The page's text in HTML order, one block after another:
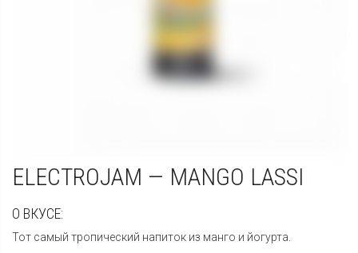
ELECTROJAM — MANGO LASSI
О ВКУСЕ:
Тот самый тропический напиток из манго и йогурта.